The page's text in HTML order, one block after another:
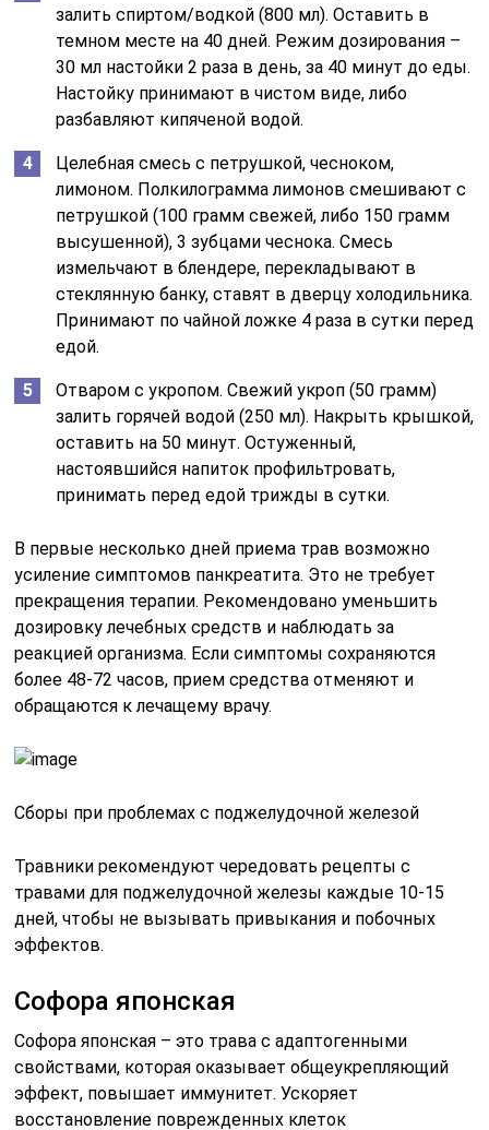
залить спиртом/водкой (800 мл). Оставить в
темном месте на 40 дней. Режим дозирования –
30 мл настойки 2 раза в день, за 40 минут до еды.
Настойку принимают в чистом виде, либо
разбавляют кипяченой водой.
Целебная смесь с петрушкой, чесноком,
лимоном. Полкилограмма лимонов смешивают с
петрушкой (100 грамм свежей, либо 150 грамм
высушенной), 3 зубцами чеснока. Смесь
измельчают в блендере, перекладывают в
стеклянную банку, ставят в дверцу холодильника.
Принимают по чайной ложке 4 раза в сутки перед
едой.
Отваром с укропом. Свежий укроп (50 грамм)
залить горячей водой (250 мл). Накрыть крышкой,
оставить на 50 минут. Остуженный,
настоявшийся напиток профильтровать,
принимать перед едой трижды в сутки.
В первые несколько дней приема трав возможно
усиление симптомов панкреатита. Это не требует
прекращения терапии. Рекомендовано уменьшить
дозировку лечебных средств и наблюдать за
реакцией организма. Если симптомы сохраняются
более 48-72 часов, прием средства отменяют и
обращаются к лечащему врачу.
Сборы при проблемах с поджелудочной железой
Травники рекомендуют чередовать рецепты с
травами для поджелудочной железы каждые 10-15
дней, чтобы не вызывать привыкания и побочных
эффектов.
Софора японская
Софора японская – это трава с адаптогенными
свойствами, которая оказывает общеукрепляющий
эффект, повышает иммунитет. Ускоряет
восстановление поврежденных клеток